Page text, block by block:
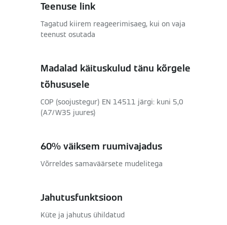
Teenuse link
Tagatud kiirem reageerimisaeg, kui on vaja
teenust osutada
Madalad käituskulud tänu kõrgele
tõhususele
COP (soojustegur) EN 14511 järgi: kuni 5,0
(A7/W35 juures)
60% väiksem ruumivajadus
Võrreldes samaväärsete mudelitega
Jahutusfunktsioon
Küte ja jahutus ühildatud